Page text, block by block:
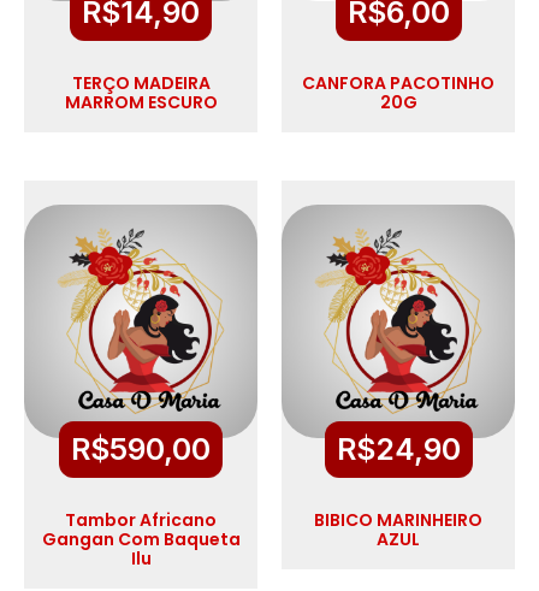
R$14,90
TERÇO MADEIRA
MARROM ESCURO
R$6,00
CANFORA PACOTINHO
20G
R$590,00
Tambor Africano
Gangan Com Baqueta
Ilu
R$24,90
BIBICO MARINHEIRO
AZUL